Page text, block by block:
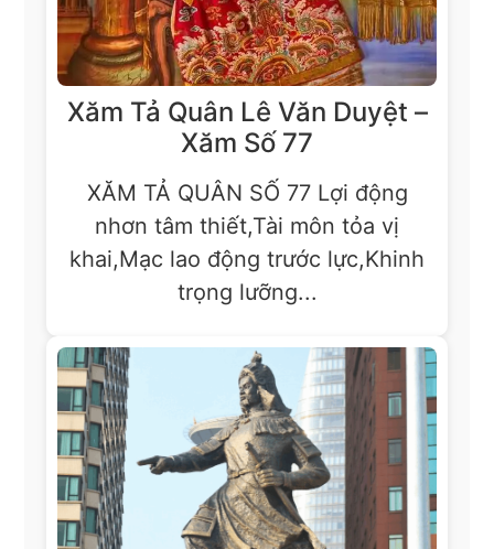
Xăm Tả Quân Lê Văn Duyệt –
Xăm Số 77
XĂM TẢ QUÂN SỐ 77 Lợi động
nhơn tâm thiết,Tài môn tỏa vị
khai,Mạc lao động trước lực,Khinh
trọng lưỡng...